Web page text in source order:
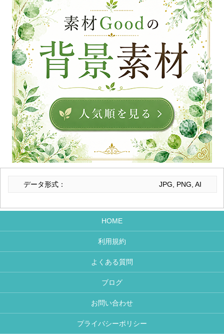
データ形式： JPG, PNG, AI
HOME
利用規約
よくある質問
ブログ
お問い合わせ
プライバシーポリシー